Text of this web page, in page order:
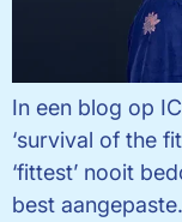
In een blog op
‘survival of the
‘fittest’ nooit
best